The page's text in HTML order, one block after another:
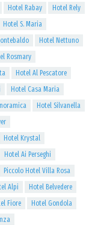
Hotel Rabay
Hotel Rely
Hotel S. Maria
Hotel Nettuno
Rosmary
Hotel Al Pescatore
Hotel Casa Maria
Hotel Silvanella
Hotel Krystal
Hotel Ai Perseghi
Piccolo Hotel Villa Rosa
Alpi
Hotel Belvedere
Fiore
Hotel Gondola